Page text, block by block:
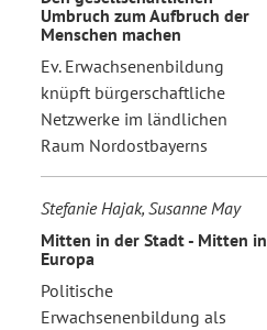
Umbruch zum Aufbruch der
Menschen machen
Ev. Erwachsenenbildung
knüpft bürgerschaftliche
Netzwerke im ländlichen
Raum Nordostbayerns
Stefanie Hajak, Susanne May
Mitten in der Stadt - Mitten in
Europa
Politische
Erwachsenenbildung als